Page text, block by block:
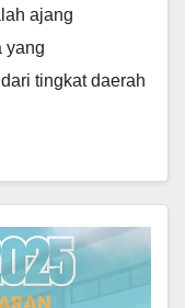
ajang
yang
tingkat daerah